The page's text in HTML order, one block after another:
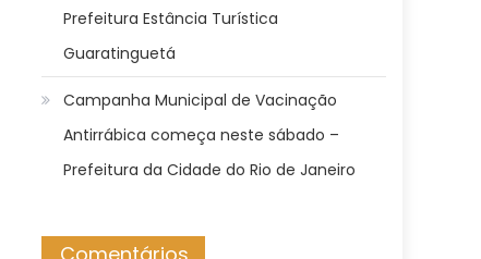
Prefeitura Estância Turística
Guaratinguetá
Campanha Municipal de Vacinação
Antirrábica começa neste sábado –
Prefeitura da Cidade do Rio de Janeiro